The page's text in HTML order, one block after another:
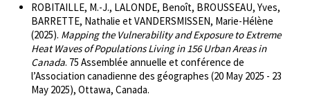
ROBITAILLE, M.-J., LALONDE, Benoît, BROUSSEAU, Yves,
BARRETTE, Nathalie et VANDERSMISSEN, Marie-Hélène
(2025). Mapping the Vulnerability and Exposure to Extreme
Heat Waves of Populations Living in 156 Urban Areas in
Canada. 75 Assemblée annuelle et conférence de
l’Association canadienne des géographes (20 May 2025 - 23
May 2025), Ottawa, Canada.